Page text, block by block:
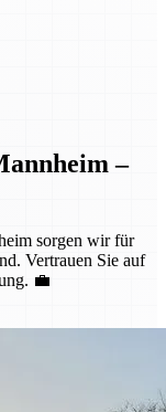
–
sorgen wir für
Vertrauen Sie auf
💼